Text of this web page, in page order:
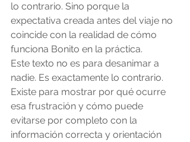
lo contrario. Sino porque la
expectativa creada antes del viaje no
coincide con la realidad de cómo
funciona Bonito en la práctica.
Este texto no es para desanimar a
nadie. Es exactamente lo contrario.
Existe para mostrar por qué ocurre
esa frustración y cómo puede
evitarse por completo con la
información correcta y orientación